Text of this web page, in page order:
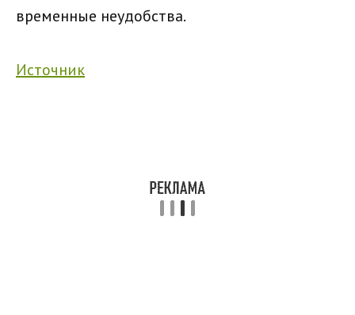
временные неудобства.
Источник